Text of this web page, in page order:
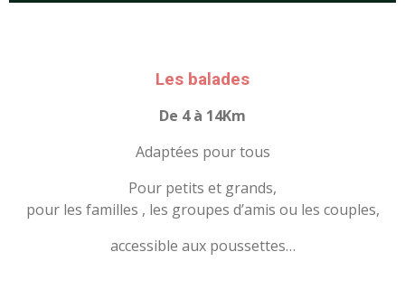
Les balades
De 4 à 14Km
Adaptées pour tous
Pour petits et grands,
pour les familles , les groupes d’amis ou les couples,
accessible aux poussettes…